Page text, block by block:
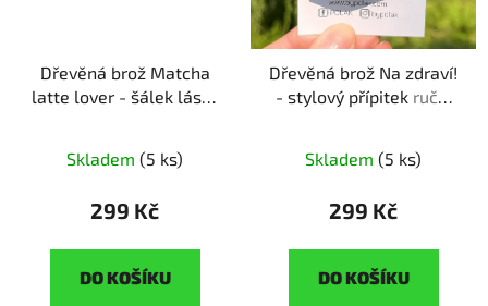
Dřevěná brož Matcha
latte lover - šálek lásky
macha
Skladem (5 ks)
299 Kč
DO KOŠÍKU
Dřevěná brož Na zdraví!
- stylový přípitek ruční
Skladem (5 ks)
299 Kč
DO KOŠÍKU